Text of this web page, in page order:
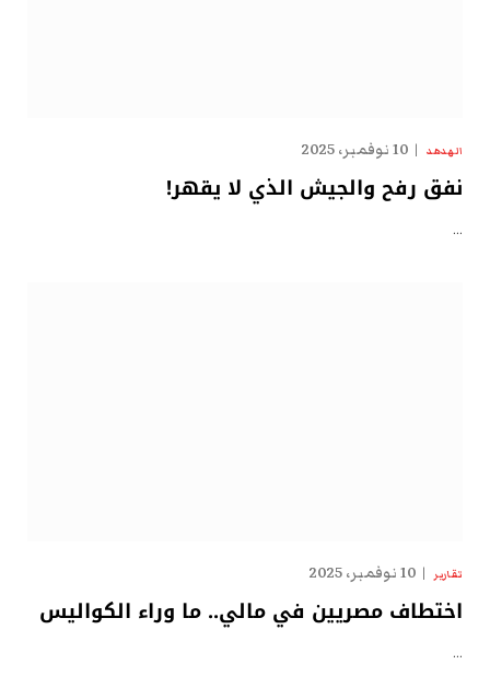
الهدهد 10 نوفمبر، 2025
نفق رفح والجيش الذي لا يقهر!
…
تقارير 10 نوفمبر، 2025
اختطاف مصريين في مالي.. ما وراء الكواليس
…